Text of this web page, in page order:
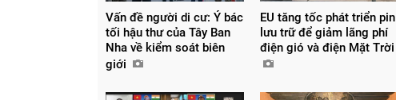
Vấn đề người di cư: Ý bác
tối hậu thư của Tây Ban
Nha về kiểm soát biên
giới
EU tăng tốc phát triển pin
lưu trữ để giảm lãng phí
điện gió và điện Mặt Trời